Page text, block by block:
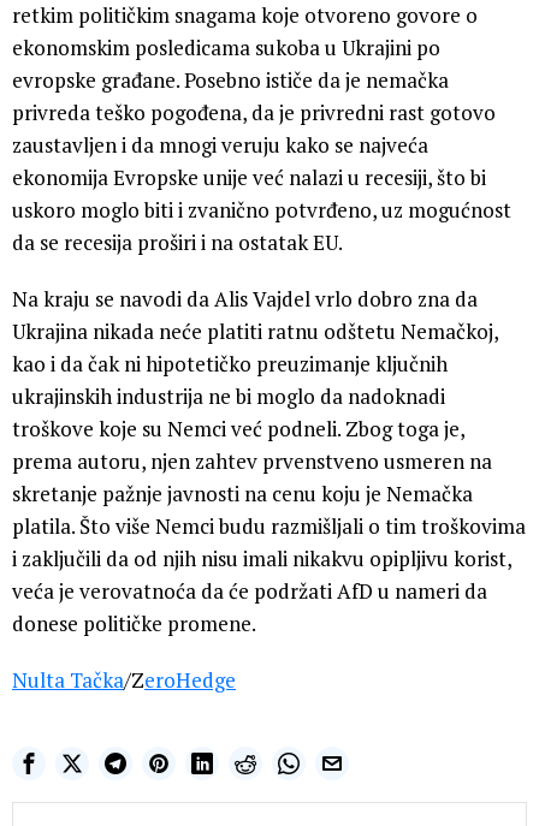
retkim političkim snagama koje otvoreno govore o
ekonomskim posledicama sukoba u Ukrajini po
evropske građane. Posebno ističe da je nemačka
privreda teško pogođena, da je privredni rast gotovo
zaustavljen i da mnogi veruju kako se najveća
ekonomija Evropske unije već nalazi u recesiji, što bi
uskoro moglo biti i zvanično potvrđeno, uz mogućnost
da se recesija proširi i na ostatak EU.
Na kraju se navodi da Alis Vajdel vrlo dobro zna da
Ukrajina nikada neće platiti ratnu odštetu Nemačkoj,
kao i da čak ni hipotetičko preuzimanje ključnih
ukrajinskih industrija ne bi moglo da nadoknadi
troškove koje su Nemci već podneli. Zbog toga je,
prema autoru, njen zahtev prvenstveno usmeren na
skretanje pažnje javnosti na cenu koju je Nemačka
platila. Što više Nemci budu razmišljali o tim troškovima
i zaključili da od njih nisu imali nikakvu opipljivu korist,
veća je verovatnoća da će podržati AfD u nameri da
donese političke promene.
Nulta Tačka/ZeroHedge